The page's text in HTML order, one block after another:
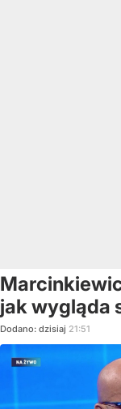
jak wygląda
Dodano: dzisiaj 21:51